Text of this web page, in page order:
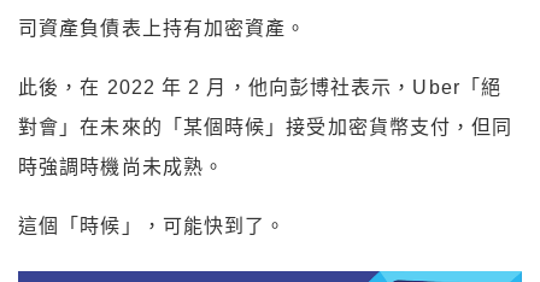
司資產負債表上持有加密資產。
此後，在 2022 年 2 月，他向彭博社表示，Uber「絕
對會」在未來的「某個時候」接受加密貨幣支付，但同
時強調時機尚未成熟。
這個「時候」，可能快到了。